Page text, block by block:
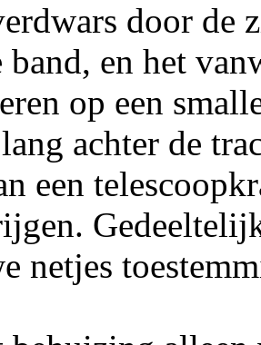
door de
band, en het
op een
achter de
een
netjes